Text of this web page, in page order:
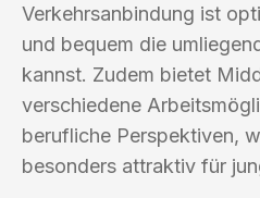
Verkehrsanbindung ist
und bequem die
kannst. Zudem bietet
verschiedene
berufliche Perspektiven,
besonders attraktiv für